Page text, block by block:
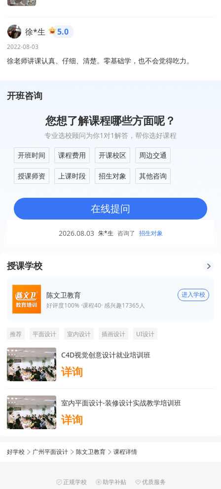
徐*生 5.0
2022-08-03
徐老师讲课认真、仔细、清楚。零基础学，也不会觉得吃力。
开班咨询
您想了解课程哪些方面呢？
专业选校顾问为你1对1解答，帮你选好课程
开班时间 课程费用 开课校区 周边交通
授课师资 上课时段 招生对象 其他咨询
在线提问
2026.08.03 朱*生 咨询了 招生对象
授课学校
陈文卫教育
进入学校
好评度100% ·课程40· 感兴趣17365人
推荐 平面设计 室内设计 插画设计 UI设计
C4D视觉创意设计就业培训班
详询
室内平面设计-装修设计实战教学培训班
详询
好学校 广州平面设计 陈文卫教育 课程详情
正规学校 助学补贴 优质服务